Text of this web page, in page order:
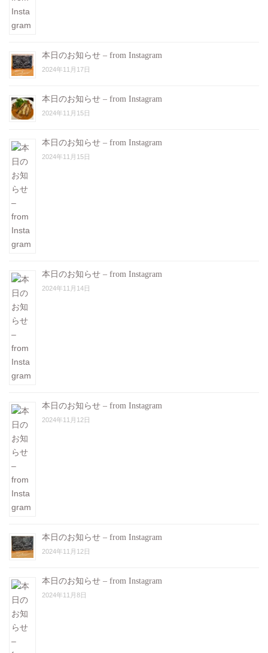
本日のお知らせ – from Instagram
2024年11月17日
本日のお知らせ – from Instagram
2024年11月15日
本日のお知らせ – from Instagram
2024年11月15日
本日のお知らせ – from Instagram
2024年11月14日
本日のお知らせ – from Instagram
2024年11月12日
本日のお知らせ – from Instagram
2024年11月12日
本日のお知らせ – from Instagram
2024年11月8日